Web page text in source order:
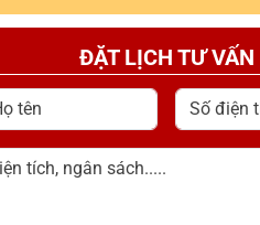
ĐẶT LỊCH TƯ VẤN
Số điện
tích, ngân sách.....